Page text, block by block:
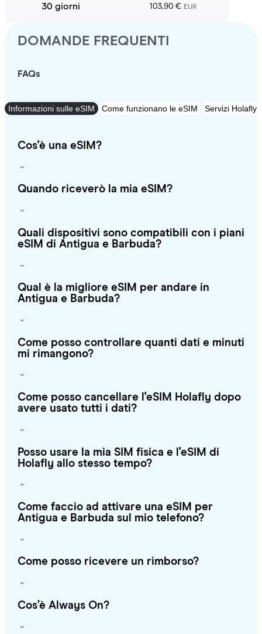
30 giorni 103,90 € EUR
DOMANDE FREQUENTI
FAQs
Informazioni sulle eSIM Come funzionano le eSIM Servizi Holafly
Cos'è una eSIM?
Quando riceverò la mia eSIM?
Quali dispositivi sono compatibili con i piani
eSIM di Antigua e Barbuda?
Qual è la migliore eSIM per andare in
Antigua e Barbuda?
Come posso controllare quanti dati e minuti
mi rimangono?
Come posso cancellare l'eSIM Holafly dopo
avere usato tutti i dati?
Posso usare la mia SIM fisica e l'eSIM di
Holafly allo stesso tempo?
Come faccio ad attivare una eSIM per
Antigua e Barbuda sul mio telefono?
Come posso ricevere un rimborso?
Cos’è Always On?